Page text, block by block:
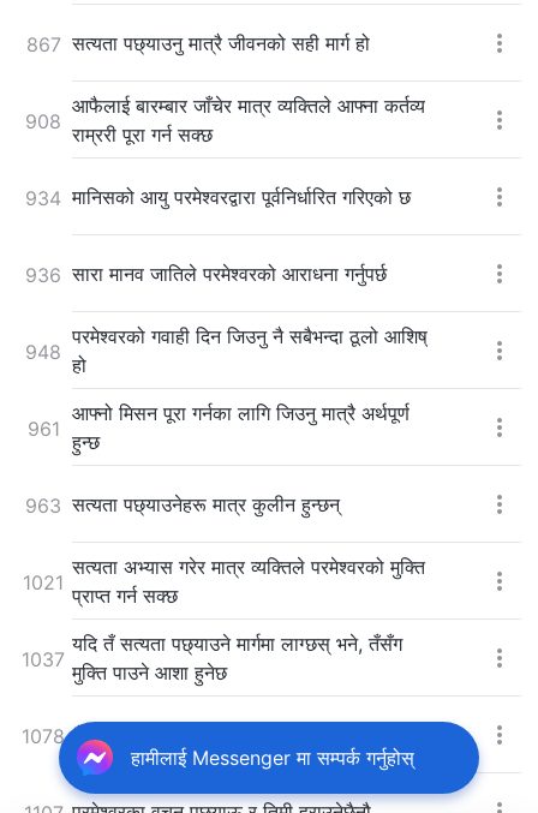
867 सत्यता पछ्याउनु मात्रै जीवनको सही मार्ग हो
908
आफैलाई बारम्बार जाँचेर मात्र व्यक्तिले आफ्ना कर्तव्य
राम्ररी पूरा गर्न सक्छ
934 मानिसको आयु परमेश्‍वरद्वारा पूर्वनिर्धारित गरिएको छ
936 सारा मानव जातिले परमेश्‍वरको आराधना गर्नुपर्छ
948
परमेश्‍वरको गवाही दिन जिउनु नै सबैभन्दा ठूलो आशिष्
हो
961
आफ्नो मिसन पूरा गर्नका लागि जिउनु मात्रै अर्थपूर्ण
हुन्छ
963 सत्यता पछ्याउनेहरू मात्र कुलीन हुन्छन्
1021
सत्यता अभ्यास गरेर मात्र व्यक्तिले परमेश्‍वरको मुक्ति
प्राप्त गर्न सक्छ
1037
यदि तँ सत्यता पछ्याउने मार्गमा लाग्छस् भने, तँसँग
मुक्ति पाउने आशा हुनेछ
1078 तैँले बाँच्नका लागि सत्यता पछ्याउनैपर्छ
हामीलाई Messenger मा सम्पर्क गर्नुहोस्